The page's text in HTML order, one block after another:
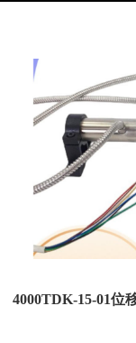
4000TDK-15-01位